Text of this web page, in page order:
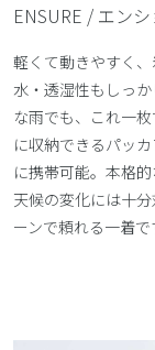
ENSURE / エン
軽くて動きやすく
水・透湿性もしっ
な雨でも、これ一
に収納できるパッ
に携帯可能。本格
天候の変化には十
ーンで頼れる一着で